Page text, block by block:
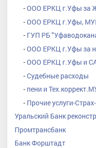
-ООО ЕРКЦ г.Уфы за
-ООО ЕРКЦ г.Уфы,
- ГУП РБ
-ООО ЕРКЦ г.Уфы за
-ООО ЕРКЦ г.Уфы и
-Судебные расходы
- пени и
- Прочие услуги-
Уральский Банк
Промтрансбанк
Банк Форштадт